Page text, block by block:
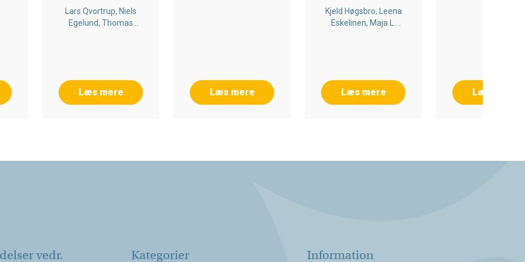
Lars Qvortrup, Niels
Egelund, Thomas
Læs mere Læs mere
Kjeld Høgsbro, Leena
Eskelinen, Maja L.
Læs mere Læs mere
vedr. Kategorier Information